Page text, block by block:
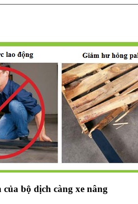
bộ dịch càng xe nâng